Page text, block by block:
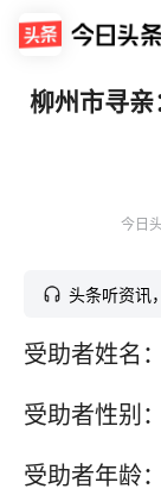
柳州市寻
今日
头条听资讯
受助者姓名
受助者性别
受助者年龄